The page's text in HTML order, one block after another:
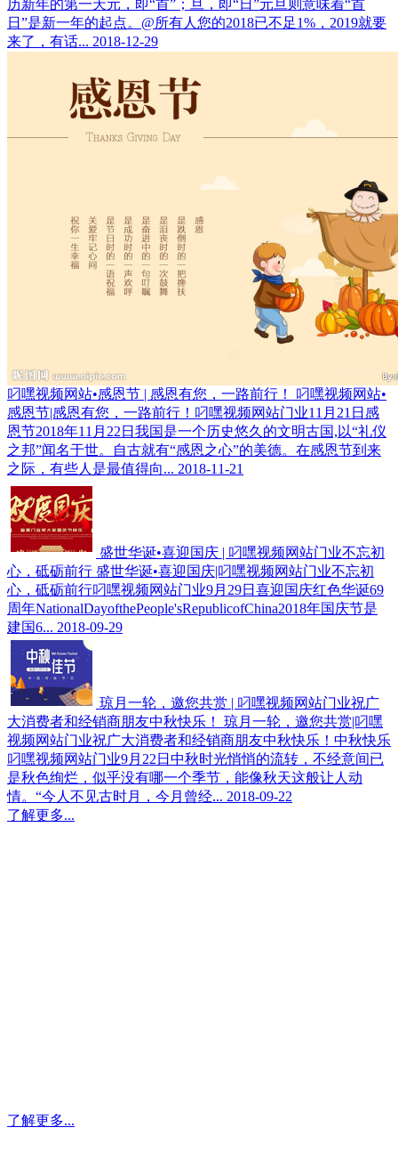
历新年的第一天元，即“首”；旦，即“日”元旦则意味着“首
日”是新一年的起点。@所有人您的2018已不足1%，2019就要
来了，有话... 2018-12-29
叼嘿视频网站•感恩节 | 感恩有您，一路前行！
叼嘿视频网站•
感恩节|感恩有您，一路前行！叼嘿视频网站门业11月21日感
恩节2018年11月22日我国是一个历史悠久的文明古国,以“礼仪
之邦”闻名于世。自古就有“感恩之心”的美德。在感恩节到来
之际，有些人是最值得向... 2018-11-21
盛世华诞•喜迎国庆 | 叼嘿视频网站门业不忘初
心，砥砺前行 盛世华诞•喜迎国庆|叼嘿视频网站门业不忘初
心，砥砺前行叼嘿视频网站门业9月29日喜迎国庆红色华诞69
周年NationalDayofthePeople'sRepublicofChina2018年国庆节是
建国6... 2018-09-29
琼月一轮，邀您共赏 | 叼嘿视频网站门业祝广
大消费者和经销商朋友中秋快乐！
琼月一轮，邀您共赏|叼嘿
视频网站门业祝广大消费者和经销商朋友中秋快乐！中秋快乐
叼嘿视频网站门业9月22日中秋时光悄悄的流转，不经意间已
是秋色绚烂，似乎没有哪一个季节，能像秋天这般让人动
情。“今人不见古时月，今月曾经... 2018-09-22
了解更多...
了解更多...